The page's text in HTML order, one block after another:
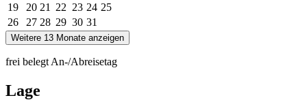
19
20 21 22 23 24 25
26
27 28 29 30 31
Weitere 13 Monate anzeigen
frei belegt An-/Abreisetag
Lage